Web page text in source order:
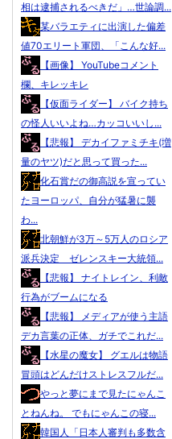
相は逮捕されるべきだ」…世論調...
某バラエティに出演した偏差
値70エリート軍団、「こんな好...
【画像】 YouTubeコメント
欄、キレッキレ
【仮面ライダー】 バイク持ち
の怪人いいよね…カッコいいし...
【悲報】 デカイファミチキ(増
量のヤツ)だと思って買った...
化石賞だの御高説を宣ってい
たヨーロッパ、自分が猛暑に襲
わ...
北朝鮮が3万～5万人のロシア
派兵決定 ゼレンスキー大統領...
【悲報】 ナイトレイン、利敵
行為がブームになる
【悲報】 メディアが使う主語
デカ言葉の正体、ガチでこれだ...
【水星の魔女】 グエルは物語
冒頭はどんだけストレスフルだ...
やっと夢にまで見たにゃんこ
とねんね。 でもにゃんこの寝...
韓国人「日本人審判も多数含